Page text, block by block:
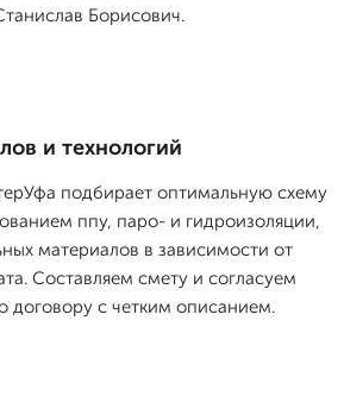
Борисович.
и технологий
подбирает оптимальную схему
ппу, паро- и гидроизоляции,
материалов в зависимости от
Составляем смету и согласуем
договору с четким описанием.